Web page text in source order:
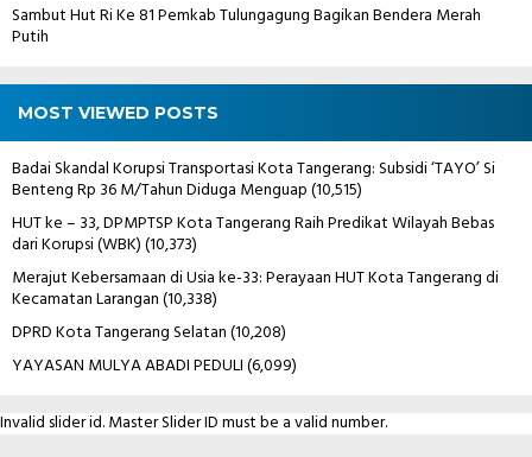
Sambut Hut Ri Ke 81 Pemkab Tulungagung Bagikan Bendera Merah
Putih
MOST VIEWED POSTS
Badai Skandal Korupsi Transportasi Kota Tangerang: Subsidi ‘TAYO’ Si
Benteng Rp 36 M/Tahun Diduga Menguap(10,515)
HUT ke – 33, DPMPTSP Kota Tangerang Raih Predikat Wilayah Bebas
dari Korupsi (WBK)(10,373)
Merajut Kebersamaan di Usia ke-33: Perayaan HUT Kota Tangerang di
Kecamatan Larangan(10,338)
DPRD Kota Tangerang Selatan(10,208)
YAYASAN MULYA ABADI PEDULI(6,099)
Invalid slider id. Master Slider ID must be a valid number.